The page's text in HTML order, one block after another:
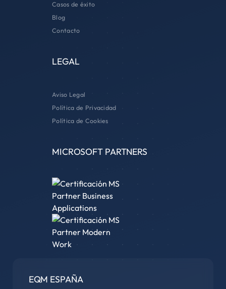
Casos de éxito
Blog
Contacto
LEGAL
Aviso Legal
Política de Privacidad
Política de Cookies
MICROSOFT PARTNERS
EQM ESPAÑA